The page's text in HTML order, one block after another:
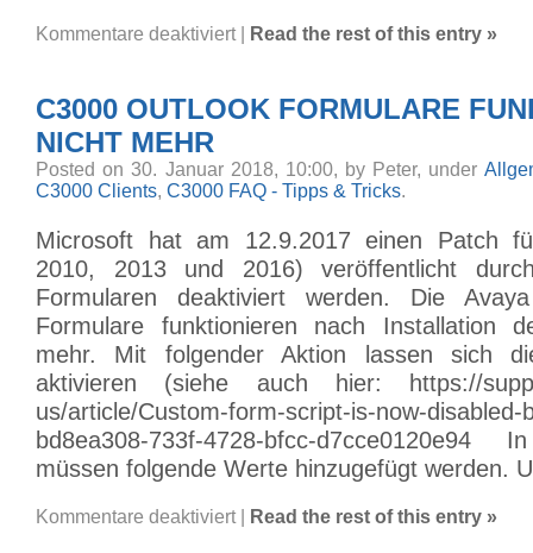
Kommentare deaktiviertfür
C3000
3.2.5400
Read the rest of this entry »
C3000 OUTLOOK FORMULARE
NICHT MEHR
Posted on 30. Januar 2018, 10:00, by Peter, under
C3000 Clients, C3000 FAQ - Tipps & Tricks.
Microsoft hat am 12.9.2017 einen Patch
2010, 2013 und 2016) veröffentlicht
Formularen deaktiviert werden. Die
Formulare funktionieren nach Installation
mehr. Mit folgender Aktion lassen sich
aktivieren (siehe auch hier: https://
us/article/Custom-form-script-is-now-disabled-
bd8ea308-733f-4728-bfcc-
müssen folgende Werte hinzugefügt werden.
Kommentare deaktiviertfür
C3000Read the rest of this entry »